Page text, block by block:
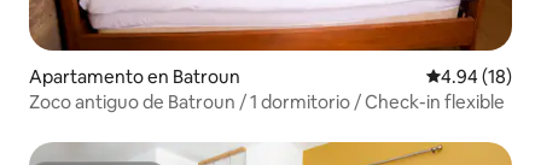
Apartamento en Batroun Calificación
4.94 (18)
Zoco antiguo de Batroun / 1 dormitorio / Check-in flexible